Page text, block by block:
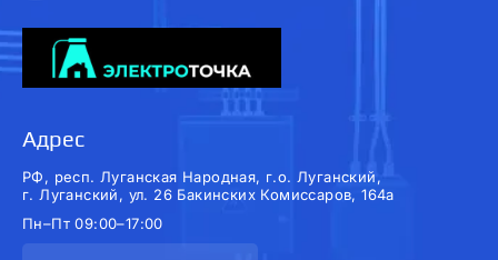
Адрес
РФ, респ. Луганская Народная, г.о. Луганский,
г. Луганский, ул. 26 Бакинских Комиссаров, 164а
Пн–Пт 09:00–17:00